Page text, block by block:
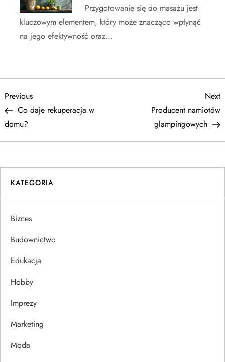
Przygotowanie się do masażu jest
kluczowym elementem, który może znacząco wpłynąć
na jego efektywność oraz…
N
a
w
i
g
a
c
a
w
p
Previous
Post
Previous
Co daje rekuperacja w
domu?
Next
Producent namiotów
glampingowych
KATEGORIA
Biznes
Budownictwo
Edukacja
Hobby
Imprezy
Marketing
Moda